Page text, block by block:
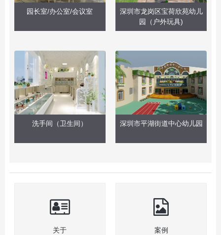
园长室/办公室/会议室
深圳市龙岗区宝荷欣苑幼儿
园（户外玩具)
洗手间（卫生间） 深圳市平湖街道中心幼儿园
关于 案例